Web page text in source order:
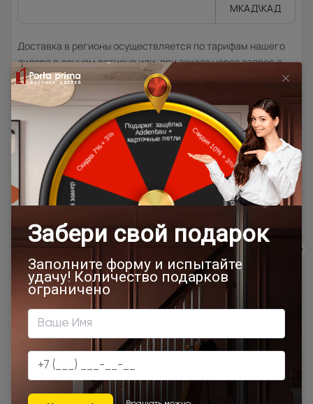
МКАД\КАД
Доставка в регионы осуществляется по тарифам нашего
дилера в данном регионе или, при заказе через запрос с
сайта, отдельно рассчитывается менеджером интернет-
магазина.
Подробная информация о доставке
Товар относится к категориям:
500x1900
Межкомнатные двери 55х190 см
800x2000 900x2200 1000x2100 700x2200
850x2000
900x2300
900x2400 750x2000 1200x2000 Шампань
Высота 180 Высота 190 Высота 195
Наши преимущества